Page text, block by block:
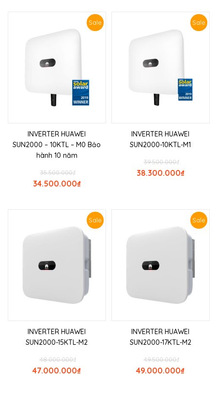
Sale
INVERTER HUAWEI
SUN2000 – 10KTL – M0 Bảo
hành 10 năm
₫
35.500.000
₫
34.500.000
Sale
INVERTER HUAWEI
SUN2000-10KTL-M1
₫
39.500.000
₫
38.300.000
Sale
INVERTER HUAWEI
SUN2000-15KTL-M2
₫
48.000.000
₫
47.000.000
Sale
INVERTER HUAWEI
SUN2000-17KTL-M2
₫
49.500.000
₫
49.000.000